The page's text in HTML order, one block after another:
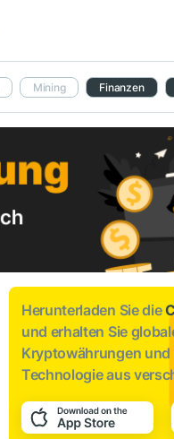
Mining Finanzen
Herunterladen Sie die
und erhalten Sie
Kryptowährungen
Technologie aus